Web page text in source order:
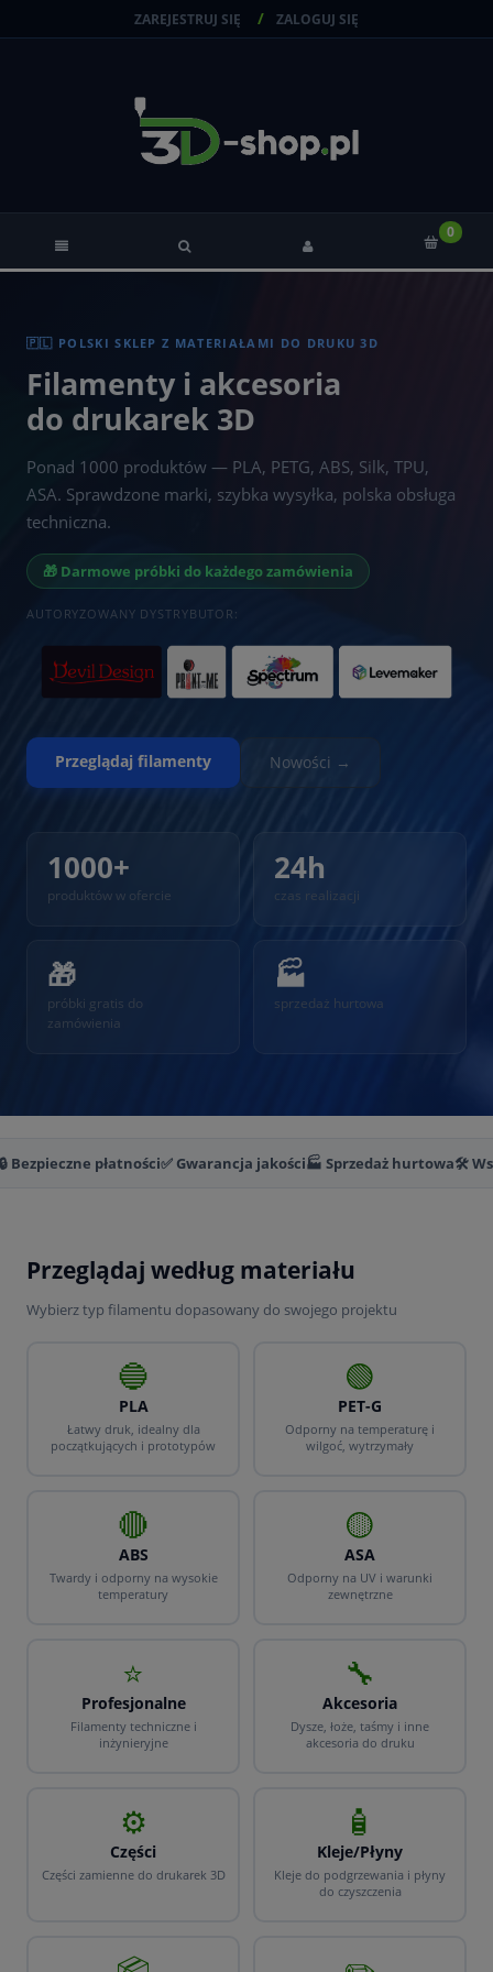
ZAREJESTRUJ SIĘ ZALOGUJ SIĘ
🇵🇱 POLSKI SKLEP Z MATERIAŁAMI DO DRUKU 3D
Filamenty i akcesoria
do drukarek 3D
Ponad 1000 produktów — PLA, PETG, ABS, Silk, TPU,
ASA. Sprawdzone marki, szybka wysyłka, polska obsługa
techniczna.
🎁 Darmowe próbki do każdego zamówienia
AUTORYZOWANY DYSTRYBUTOR:
Przeglądaj filamenty Nowości →
1000+
produktów w ofercie
24h
czas realizacji
🎁
próbki gratis do
zamówienia
🏭
sprzedaż hurtowa
Bezpieczne płatności✅ Gwarancja jakości🏭 Sprzedaż hurtowa🛠️
Przeglądaj według materiału
Wybierz typ filamentu dopasowany do swojego projektu
🔵
PLA
Łatwy druk, idealny dla
początkujących i prototypów
🟢
PET-G
Odporny na temperaturę i
wilgoć, wytrzymały
🔴
ABS
Twardy i odporny na wysokie
temperatury
🟡
ASA
Odporny na UV i warunki
zewnętrzne
⭐
Profesjonalne
Filamenty techniczne i
inżynieryjne
🔧
Akcesoria
Dysze, łoże, taśmy i inne
akcesoria do druku
⚙️
Części
Części zamienne do drukarek 3D
🧴
Kleje/Płyny
Kleje do podgrzewania i płyny
do czyszczenia